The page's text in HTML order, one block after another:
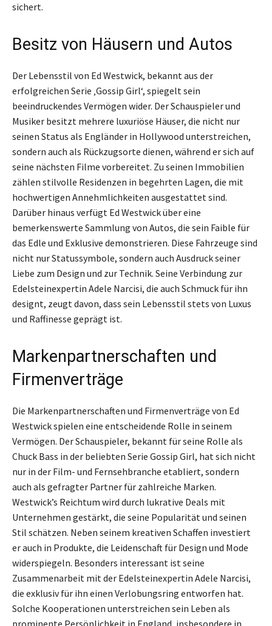
sichert.
Besitz von Häusern und Autos
Der Lebensstil von Ed Westwick, bekannt aus der
erfolgreichen Serie ‚Gossip Girl‘, spiegelt sein
beeindruckendes Vermögen wider. Der Schauspieler und
Musiker besitzt mehrere luxuriöse Häuser, die nicht nur
seinen Status als Engländer in Hollywood unterstreichen,
sondern auch als Rückzugsorte dienen, während er sich auf
seine nächsten Filme vorbereitet. Zu seinen Immobilien
zählen stilvolle Residenzen in begehrten Lagen, die mit
hochwertigen Annehmlichkeiten ausgestattet sind.
Darüber hinaus verfügt Ed Westwick über eine
bemerkenswerte Sammlung von Autos, die sein Faible für
das Edle und Exklusive demonstrieren. Diese Fahrzeuge sind
nicht nur Statussymbole, sondern auch Ausdruck seiner
Liebe zum Design und zur Technik. Seine Verbindung zur
Edelsteinexpertin Adele Narcisi, die auch Schmuck für ihn
designt, zeugt davon, dass sein Lebensstil stets von Luxus
und Raffinesse geprägt ist.
Markenpartnerschaften und
Firmenverträge
Die Markenpartnerschaften und Firmenverträge von Ed
Westwick spielen eine entscheidende Rolle in seinem
Vermögen. Der Schauspieler, bekannt für seine Rolle als
Chuck Bass in der beliebten Serie Gossip Girl, hat sich nicht
nur in der Film- und Fernsehbranche etabliert, sondern
auch als gefragter Partner für zahlreiche Marken.
Westwick’s Reichtum wird durch lukrative Deals mit
Unternehmen gestärkt, die seine Popularität und seinen
Stil schätzen. Neben seinem kreativen Schaffen investiert
er auch in Produkte, die Leidenschaft für Design und Mode
widerspiegeln. Besonders interessant ist seine
Zusammenarbeit mit der Edelsteinexpertin Adele Narcisi,
die exklusiv für ihn einen Verlobungsring entworfen hat.
Solche Kooperationen unterstreichen sein Leben als